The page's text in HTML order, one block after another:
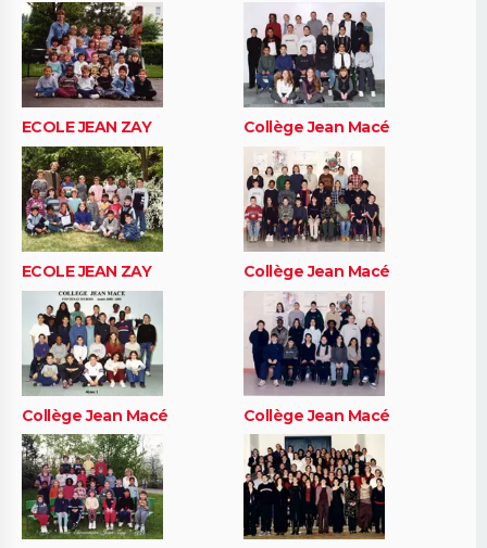
ECOLE JEAN ZAY Collège Jean Macé
ECOLE JEAN ZAY Collège Jean Macé
Collège Jean Macé Collège Jean Macé